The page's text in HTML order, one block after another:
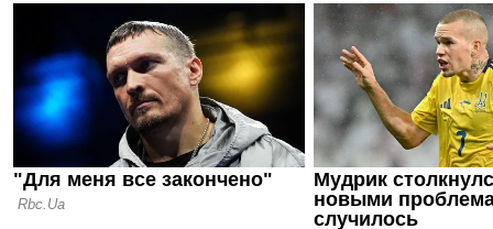
Испания
проводить
вместе с
05.08.26 23:40
ФИФА
о финале
Марокко